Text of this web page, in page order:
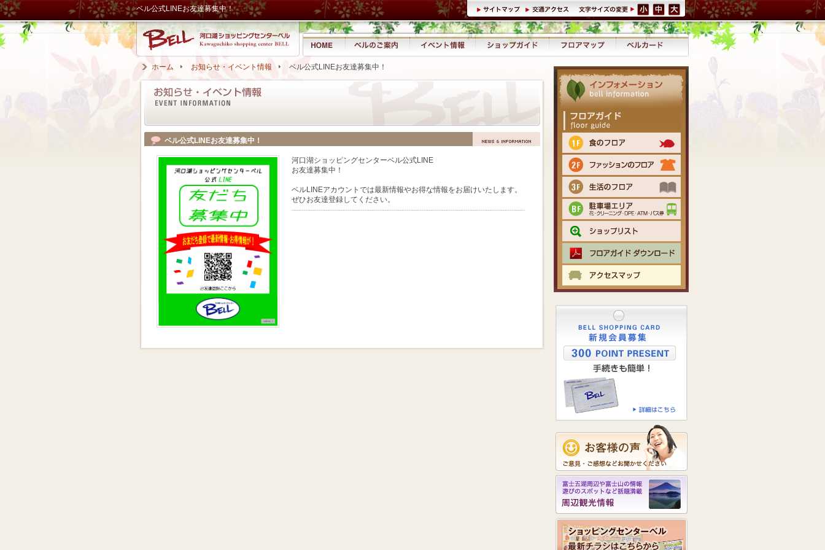
ベル公式LINEお友達募集中！
ホーム お知らせ・イベント情報 ベル公式LINEお友達募集中！
ベル公式LINEお友達募集中！
河口湖ショッピングセンターベル公式LINE
お友達募集中！
ベルLINEアカウントでは最新情報やお得な情報をお届けいたします。
ぜひお友達登録してください。